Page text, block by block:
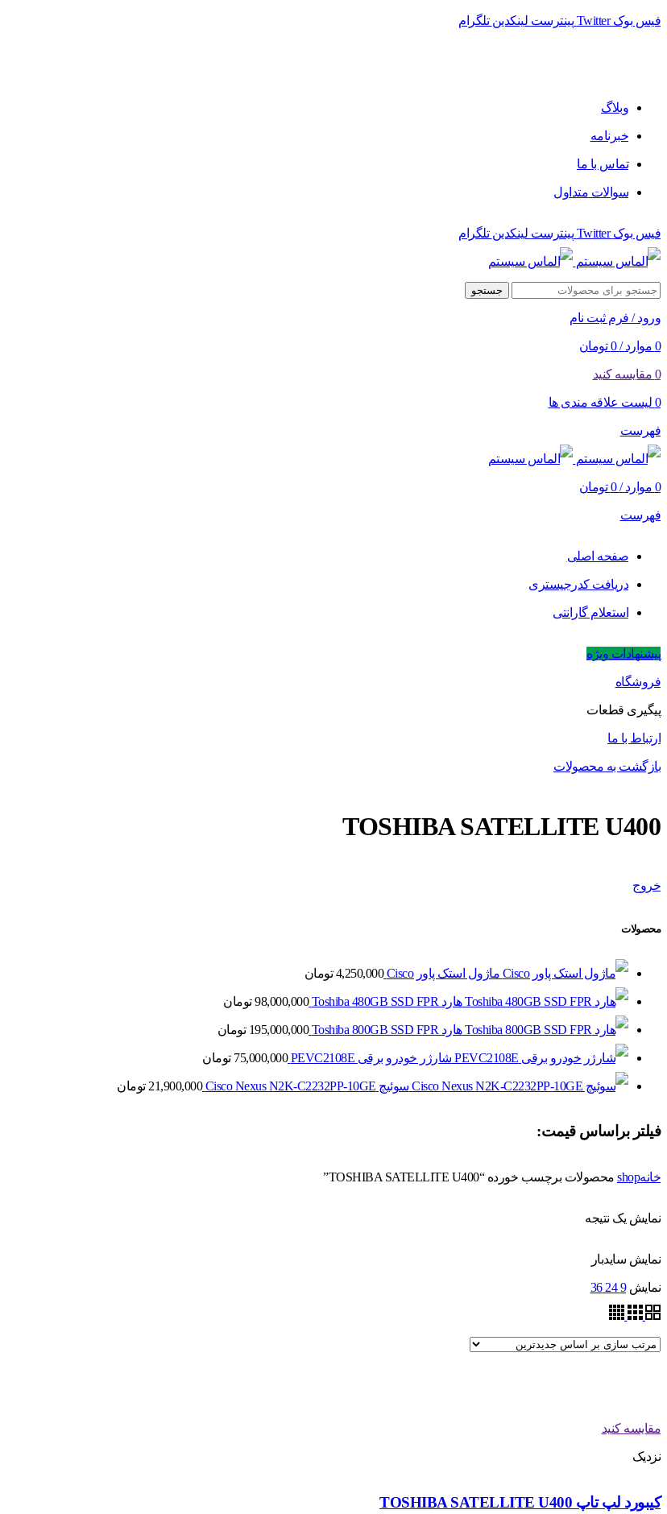
فیس بوک Twitter پینترست لینکدین تلگرام
وبلاگ
خبرنامه
تماس با ما
سوالات متداول
فیس بوک Twitter پینترست لینکدین تلگرام
جستجو
ورود / فرم ثبت نام
0 موارد /
0 تومان
0 مقایسه کنید
0 لیست علاقه مندی ها
فهرست
0 موارد /
0 تومان
فهرست
صفحه اصلی
دریافت کدرجیستری
استعلام گارانتی
پیشنهادات ویژه
فروشگاه
پیگیری قطعات
ارتباط با ما
بازگشت به محصولات
TOSHIBA SATELLITE U400
خروج
محصولات
ماژول استک پاور Cisco 4,250,000 تومان
هارد Toshiba 480GB SSD FPR 98,000,000 تومان
هارد Toshiba 800GB SSD FPR 195,000,000 تومان
شارژر خودرو برقی PEVC2108E 75,000,000 تومان
سوئیچ Cisco Nexus N2K-C2232PP-10GE 21,900,000 تومان
فیلتر براساس قیمت:
خانهshop محصولات برچسب خورده “TOSHIBA SATELLITE U400”
نمایش یک نتیجه
نمایش سایدبار
نمایش 9
24
36
مقایسه کنید
نزدیک
کیبورد لپ تاپ TOSHIBA SATELLITE U400